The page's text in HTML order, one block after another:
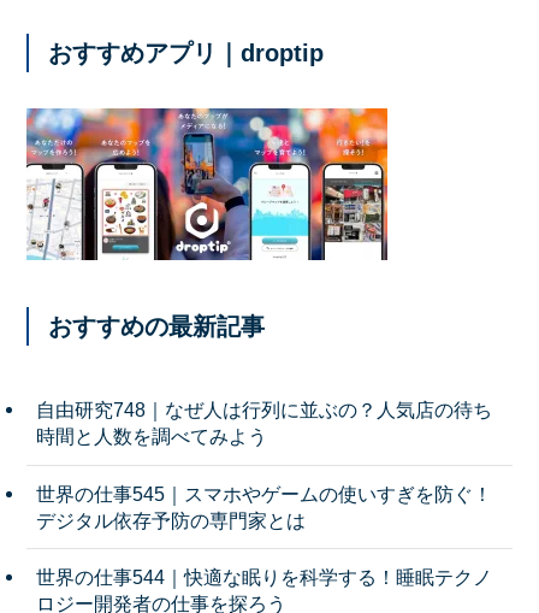
おすすめアプリ｜droptip
おすすめの最新記事
自由研究748｜なぜ人は行列に並ぶの？人気店の待ち
時間と人数を調べてみよう
世界の仕事545｜スマホやゲームの使いすぎを防ぐ！
デジタル依存予防の専門家とは
世界の仕事544｜快適な眠りを科学する！睡眠テクノ
ロジー開発者の仕事を探ろう